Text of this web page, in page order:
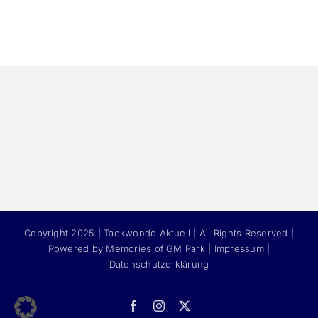
Copyright 2025 | Taekwondo Aktuell | All Rights Reserved |
Powered by Memories of GM Park | Impressum|
Datenschutzerklärung
FacebookInstagram